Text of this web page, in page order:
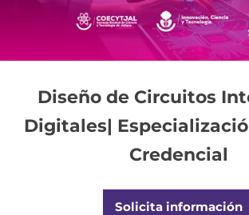
Diseño de Circuitos
Digitales|
Credencial
Solicita información